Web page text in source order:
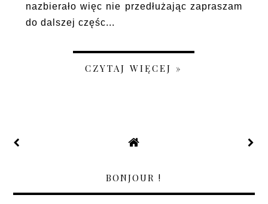
nazbierało więc nie przedłużając zapraszam
do dalszej częśc...
CZYTAJ WIĘCEJ »
BONJOUR !